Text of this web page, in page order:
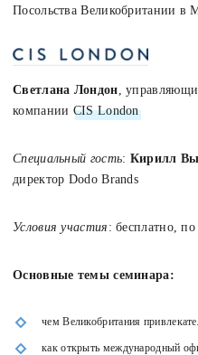
Посольства Великобритании в
Светлана Лондон,
компании CIS London
Специальный гость: Кирилл
директор Dodo Brands
Условия участия : бесплатно,
Основные темы семинара:
чем Великобритания
как открыть международный